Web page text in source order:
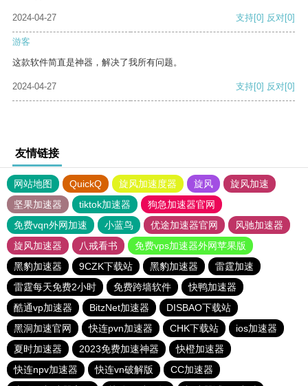
2024-04-27 支持[0] 反对[0]
游客
这款软件简直是神器，解决了我所有问题。
2024-04-27 支持[0] 反对[0]
友情链接
网站地图 QuickQ 旋风加速度器 旋风
旋风加速
坚果加速器
tiktok加速器
狗急加速器官网
免费vqn外网加速
小蓝鸟 优途加速器官网
风驰加速器
旋风加速器
八戒看书
免费vps加速器外网苹果版
黑豹加速器
9CZK下载站 黑豹加速器
雷霆加速
雷霆每天免费2小时
免费跨墙软件
快鸭加速器
酷通vp加速器
BitzNet加速器
DISBAO下载站
黑洞加速官网
快连pvn加速器 CHK下载站
ios加速器
夏时加速器
2023免费加速神器
快橙加速器
快连npv加速器
快连vn破解版
CC加速器